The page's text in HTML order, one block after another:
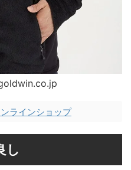
ラインショップ
し